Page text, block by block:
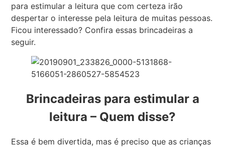
para estimular a leitura que com certeza irão
despertar o interesse pela leitura de muitas pessoas.
Ficou interessado? Confira essas brincadeiras a
seguir.
Brincadeiras para estimular a
leitura – Quem disse?
Essa é bem divertida, mas é preciso que as crianças